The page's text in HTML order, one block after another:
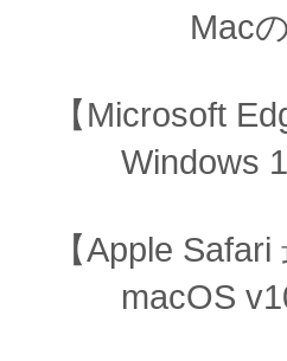
Macの場合
【Microsoft
Windows
【Apple
macOS